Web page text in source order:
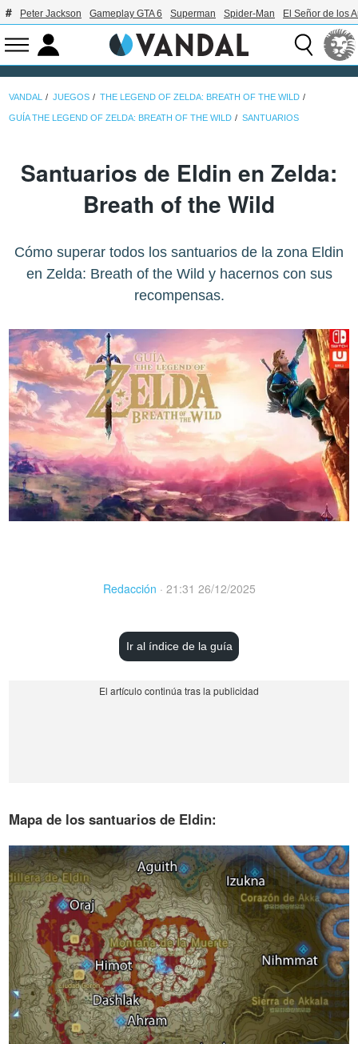
Peter Jackson Gameplay GTA 6 Superman Spider-Man El Señor de los
VANDAL JUEGOS THE LEGEND OF ZELDA: BREATH OF THE WILD
GUÍA THE LEGEND OF ZELDA: BREATH OF THE WILD SANTUARIOS
Santuarios de Eldin en Zelda:
Breath of the Wild
Cómo superar todos los santuarios de la zona Eldin
en Zelda: Breath of the Wild y hacernos con sus
recompensas.
Redacción · 21:31 26/12/2025
Ir al índice de la guía
Mapa de los santuarios de Eldin: